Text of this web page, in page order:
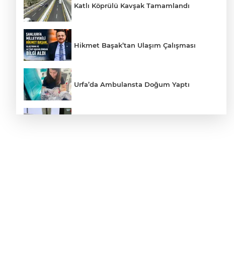
Katlı Köprülü Kavşak Tamamlandı
Hikmet Başak’tan Ulaşım Çalışması
Urfa’da Ambulansta Doğum Yaptı